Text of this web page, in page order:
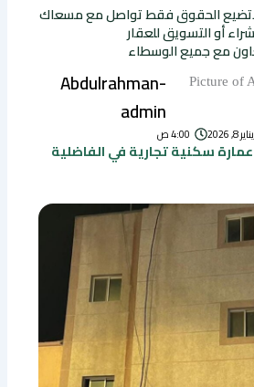
لاتضيع الحقوق فقط تواصل مع مسعاك
أو التسويق للعقار
مع جميع الوسطاء
Abdulrahman-
admin
يناير 8, 2026 4:00 ص
سكنية تجارية في الفاضلية